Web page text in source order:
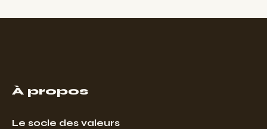
À propos
Le socle des valeurs